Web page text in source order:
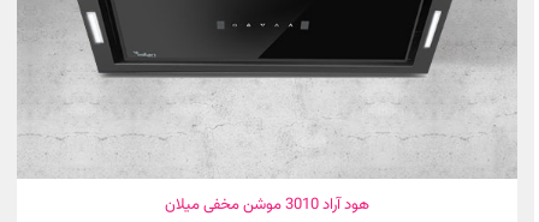
هود آراد 3010 موشن مخفی میلان